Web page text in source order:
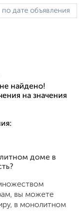
найдено!
на значения
доме в
вы можете
в монолитном